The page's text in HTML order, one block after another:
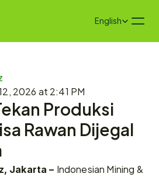
Select Language
English
2026 at 2:41 PM
Produksi
Rawan Dijegal
Jakarta – Indonesian Mining &